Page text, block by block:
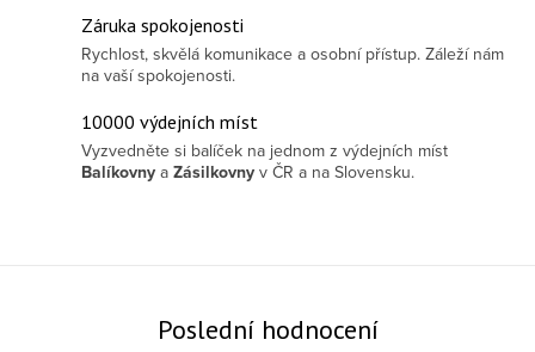
Záruka spokojenosti
Rychlost, skvělá komunikace a osobní přístup. Záleží nám
na vaší spokojenosti.
10000 výdejních míst
Vyzvedněte si balíček na jednom z výdejních míst
Balíkovny a Zásilkovny v ČR a na Slovensku.
Poslední hodnocení